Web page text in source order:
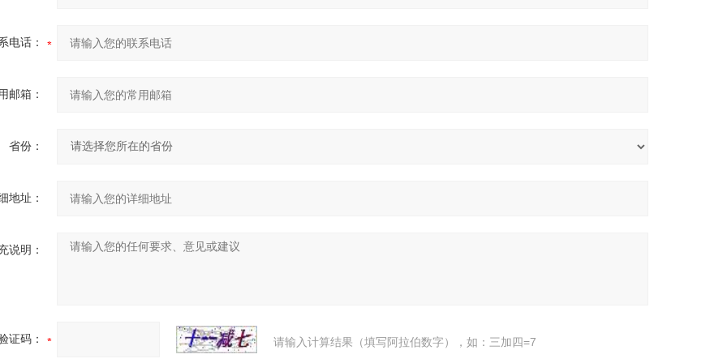
电话：
邮箱：
省份：
地址：
说明：
证码： 请输入计算结果（填写阿拉伯数字），如：三加四=7